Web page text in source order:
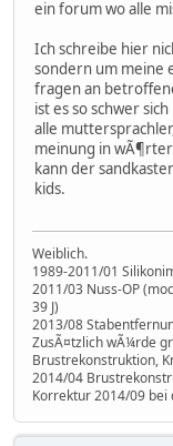
ein forum wo alle
Ich schreibe hier
sondern um meine
fragen an
ist es so schwer
alle
meinung in
kann der
kids.
Weiblich.
1989-2011/01
2011/03 Nuss-OP
39 J)
2013/08
ZusÃ¤tzlich wÃ¼rde
Brustrekonstruktion,
2014/04
Korrektur 2014/09 bei